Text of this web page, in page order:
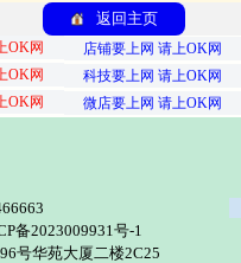
返回主页
OK网
店铺要上网 请上OK网
OK网
科技要上网 请上OK网
OK网 微店要上网 请上OK网
备2023009931号-1
号华苑大厦二楼2C25